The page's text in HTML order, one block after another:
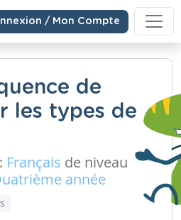
/ Mon Compte
de
les types de
Français de niveau
année